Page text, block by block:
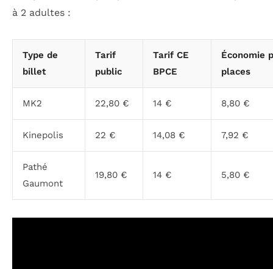
à 2 adultes :
Type de
billet
Tarif
public
Tarif CE
BPCE
Économie
places
MK2 22,80 € 14 € 8,80 €
Kinepolis 22 € 14,08 € 7,92 €
Pathé
Gaumont
19,80 € 14 € 5,80 €